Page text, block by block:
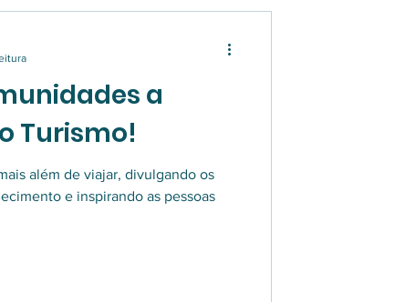
a
Turismo!
além de viajar, divulgando os
e inspirando as pessoas